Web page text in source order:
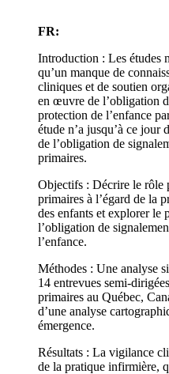
FR:
Introduction : Les études
qu’un manque de
cliniques et de soutien
en œuvre de l’obligation
protection de l’enfance
étude n’a jusqu’à ce jour
de l’obligation de
primaires.
Objectifs : Décrire le rôle
primaires à l’égard de la
des enfants et explorer le
l’obligation de
l’enfance.
Méthodes : Une analyse
14 entrevues semi-
primaires au Québec,
d’une analyse
émergence.
Résultats : La vigilance
de la pratique infirmière,